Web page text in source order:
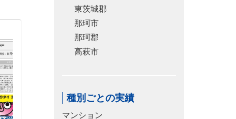
東茨城郡
那珂市
那珂郡
高萩市
種別ごとの実績
マンション